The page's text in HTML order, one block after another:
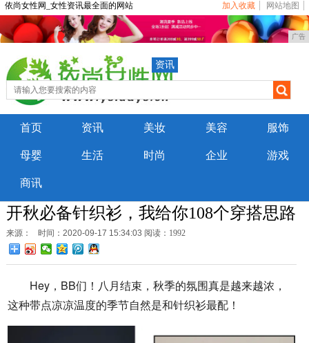
依尚女性网_女性资讯最全面的网站 加入收藏 网站地图
广告
资讯
首页 资讯 美妆 美容 服饰
母婴 生活 时尚 企业 游戏
商讯
开秋必备针织衫，我给你108个穿搭思路
来源： 时间：2020-09-17 15:34:03 阅读：1992
Hey，BB们！八月结束，秋季的氛围真是越来越浓，
这种带点凉凉温度的季节自然是和针织衫最配！